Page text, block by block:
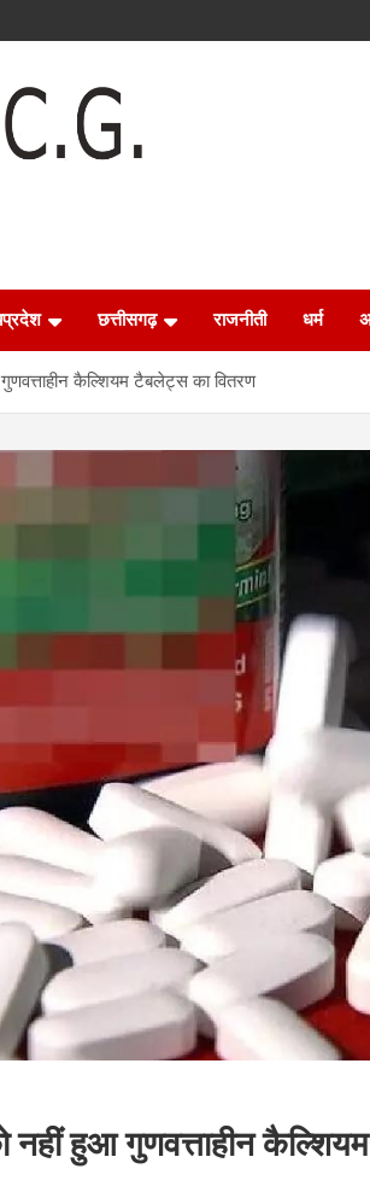
छत्तीसगढ़ राजनीती धर्म
कैल्शियम टैबलेट्स का वितरण
नहीं हुआ गुणवत्ताहीन